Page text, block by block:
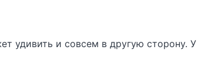
удивить и совсем в другую сторону. У